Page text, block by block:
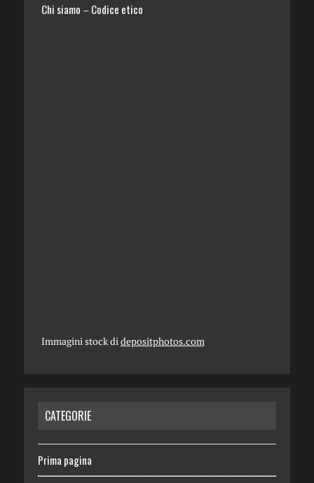
Chi siamo – Codice etico
Immagini stock di depositphotos.com
CATEGORIE
Prima pagina